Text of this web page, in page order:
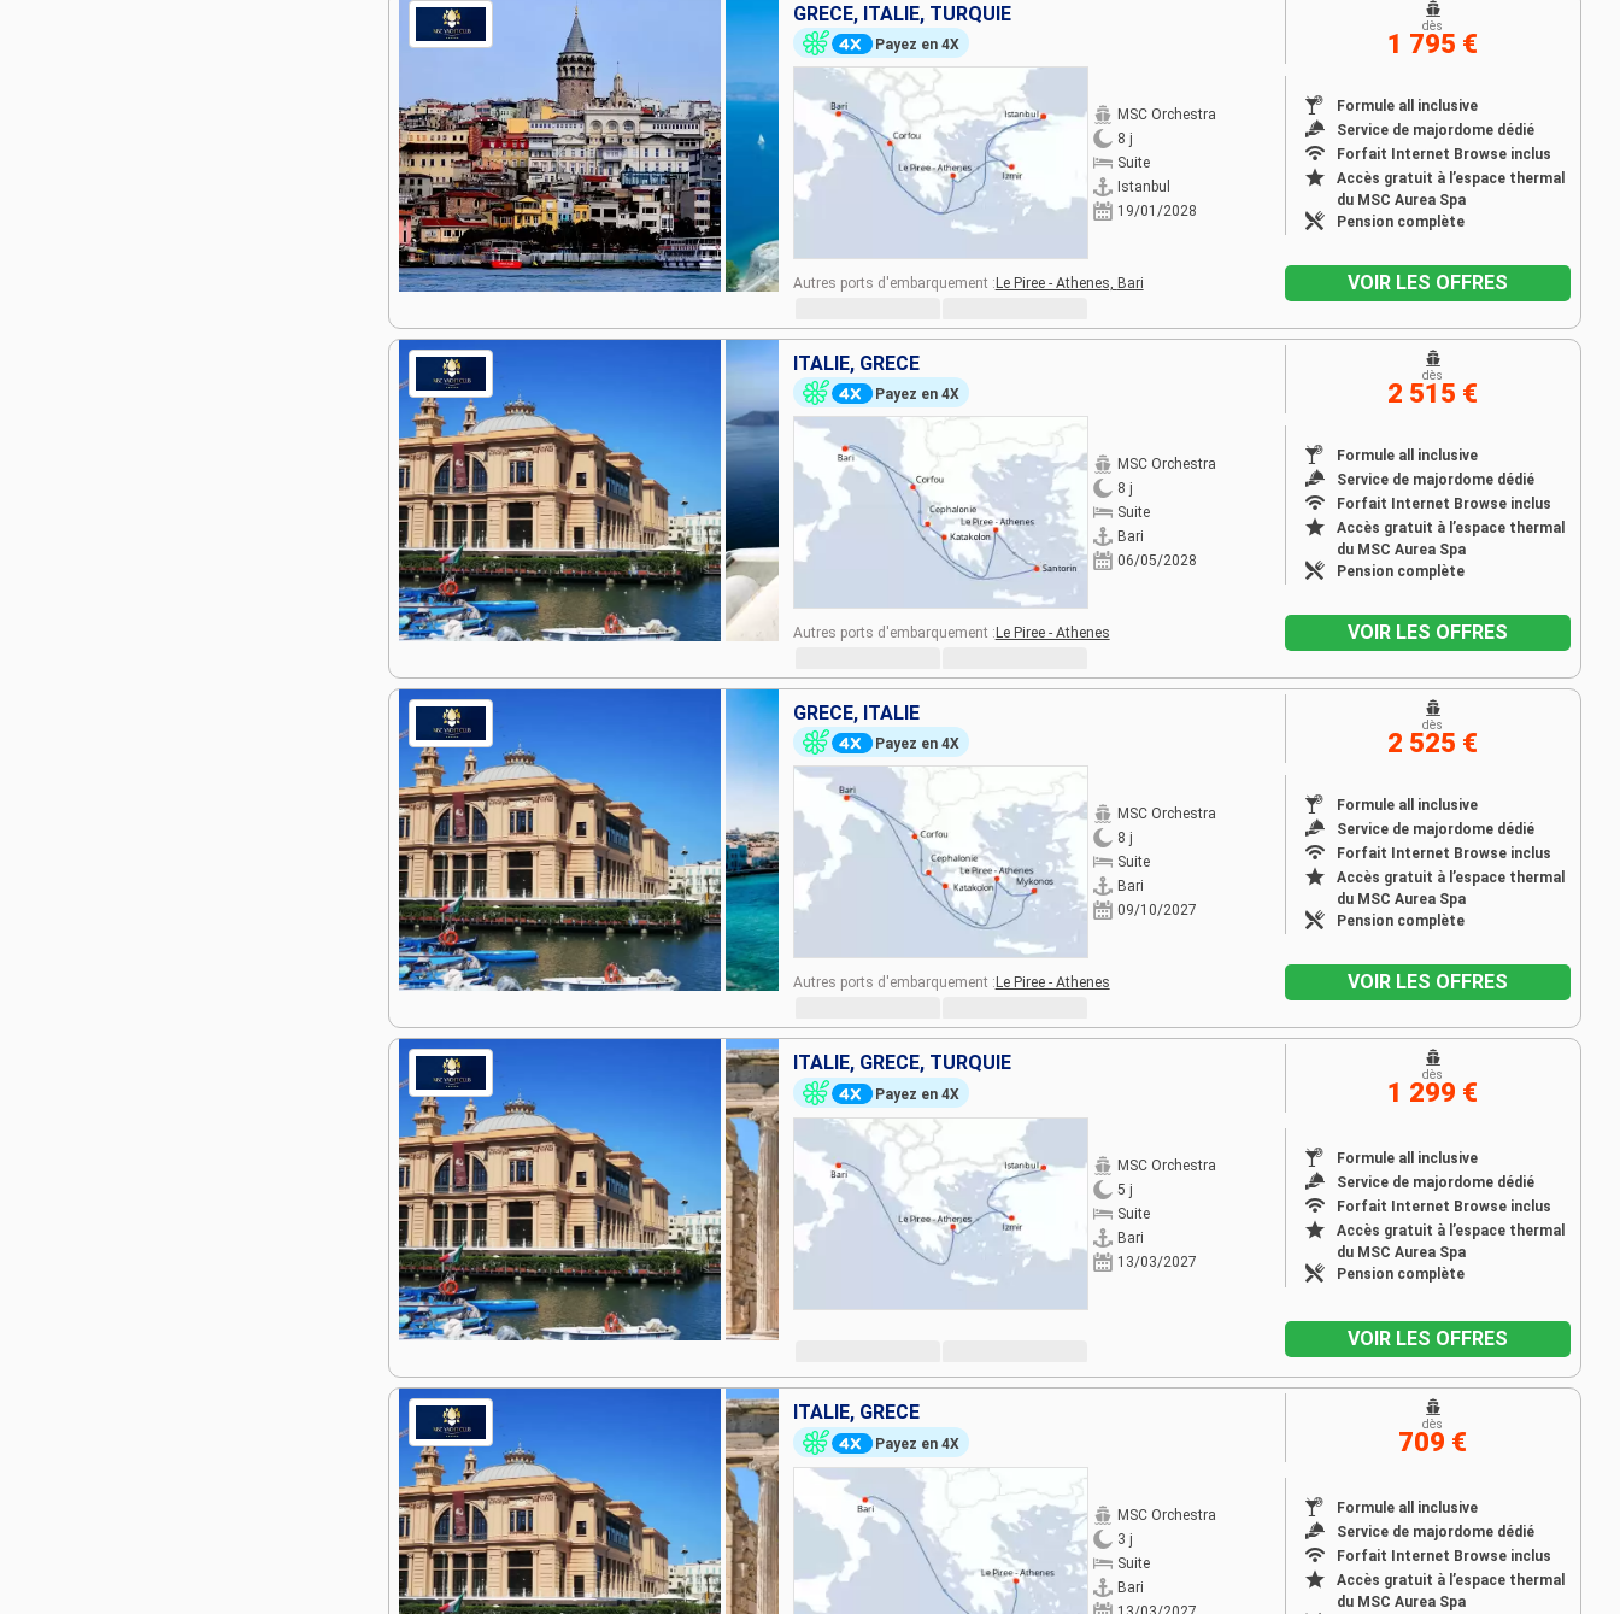
GRÈCE, ITALIE, TURQUIE
Payez en 4X
MSC Orchestra
8 j
Suite
Istanbul
19/01/2028
Formule all inclusive
Service de majordome dédié
Forfait Internet Browse inclus
Accès gratuit à l’espace thermal
du MSC Aurea Spa
Pension complète
dès
1 795 €
Autres ports d'embarquement :Le Piree - Athenes, Bari VOIR LES OFFRES
ITALIE, GRÈCE
Payez en 4X
MSC Orchestra
8 j
Suite
Bari
06/05/2028
Formule all inclusive
Service de majordome dédié
Forfait Internet Browse inclus
Accès gratuit à l’espace thermal
du MSC Aurea Spa
Pension complète
dès
2 515 €
Autres ports d'embarquement :Le Piree - Athenes VOIR LES OFFRES
GRÈCE, ITALIE
Payez en 4X
MSC Orchestra
8 j
Suite
Bari
09/10/2027
Formule all inclusive
Service de majordome dédié
Forfait Internet Browse inclus
Accès gratuit à l’espace thermal
du MSC Aurea Spa
Pension complète
dès
2 525 €
Autres ports d'embarquement :Le Piree - Athenes VOIR LES OFFRES
ITALIE, GRÈCE, TURQUIE
Payez en 4X
MSC Orchestra
5 j
Suite
Bari
13/03/2027
Formule all inclusive
Service de majordome dédié
Forfait Internet Browse inclus
Accès gratuit à l’espace thermal
du MSC Aurea Spa
Pension complète
dès
1 299 €
VOIR LES OFFRES
ITALIE, GRÈCE
Payez en 4X
MSC Orchestra
3 j
Suite
Bari
Formule all inclusive
Service de majordome dédié
Forfait Internet Browse inclus
Accès gratuit à l’espace thermal
du MSC Aurea Spa
dès
709 €